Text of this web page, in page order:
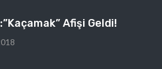
Afişi Geldi!